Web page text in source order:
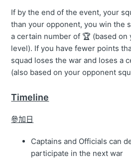
If by the end of the event, your
than your opponent, you win the
a certain number of 🏆 (based on
level). If you have fewer points
squad loses the war and loses a
(also based on your opponent
Timeline
參加日
Captains and Officials can
participate in the next war